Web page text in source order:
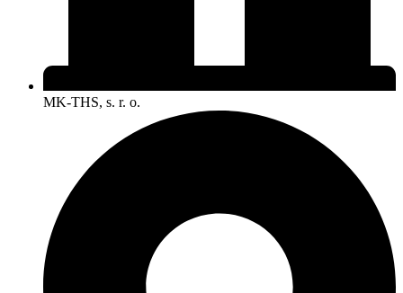
MK-THS, s. r. o.